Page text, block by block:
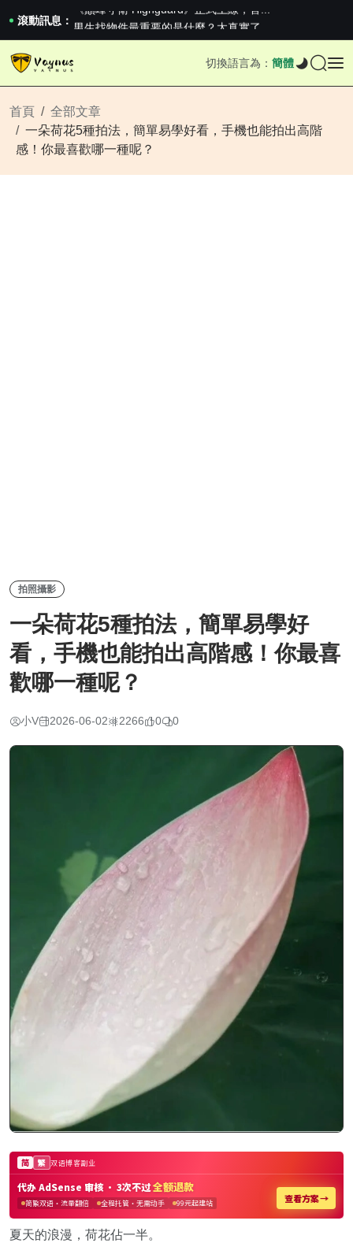
滾動訊息： 男生找物件最重要的是什麼？太真實了
2026澳網男單收官：全滿貫對上全滿亞，德約...
《巔峰守衛 Highguard》正式上線，官...
《巔峰守衛 Highguard》正式上線，官...
切換語言為： 簡體
首頁
全部文章
一朵荷花5種拍法，簡單易學好看，手機也能拍出高階
感！你最喜歡哪一種呢？
拍照攝影
一朵荷花5種拍法，簡單易學好
看，手機也能拍出高階感！你最喜
歡哪一種呢？
小V 2026-06-02 2266 0 0
夏天的浪漫，荷花佔一半。